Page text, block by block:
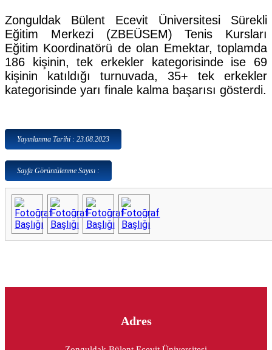
Zonguldak Bülent Ecevit Üniversitesi Sürekli
Eğitim Merkezi (ZBEÜSEM) Tenis Kursları
Eğitim Koordinatörü de olan Emektar, toplamda
186 kişinin, tek erkekler kategorisinde ise 69
kişinin katıldığı turnuvada, 35+ tek erkekler
kategorisinde yarı finale kalma başarısı gösterdi.
Yayınlanma Tarihi : 23.08.2023
Sayfa Görüntülenme Sayısı :
Adres